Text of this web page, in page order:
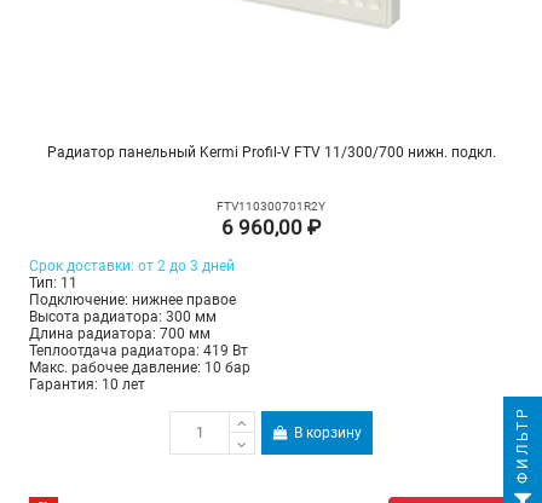
Радиатор панельный Kermi Profil-V FTV 11/300/700 нижн. подкл.
FTV110300701R2Y
6 960,00 ₽
Срок доставки: от 2 до 3 дней
Тип: 11
Подключение: нижнее правое
Высота радиатора: 300 мм
Длина радиатора: 700 мм
Теплоотдача радиатора: 419 Вт
Макс. рабочее давление: 10 бар
Гарантия: 10 лет
В корзину ФИЛЬТР